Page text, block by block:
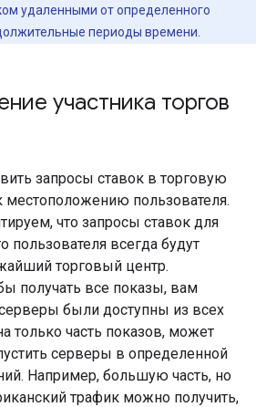
удаленными от определенного
периоды времени.
участника торгов
запросы ставок в торговую
пользователя.
что запросы ставок для
пользователя всегда будут
торговый центр.
получать все показы, вам
были доступны из всех
только часть показов, может
серверы в определенной
Например, большую часть, но
трафик можно получить,